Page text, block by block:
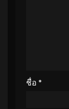
ชื่อ *